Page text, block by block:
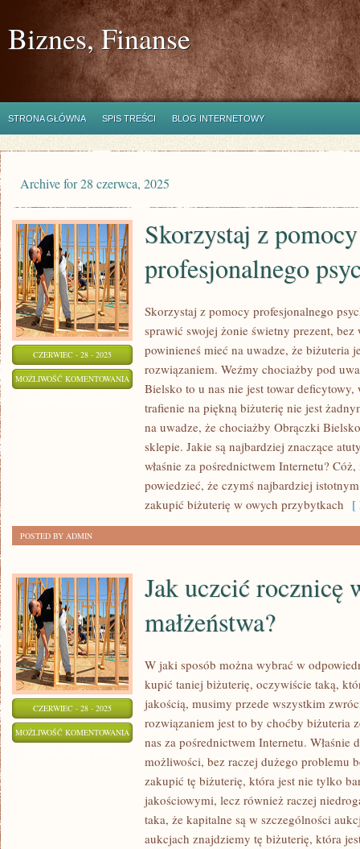
Biznes, Finanse
STRONA GŁÓWNA SPIS TREŚCI BLOG INTERNETOWY
Archive for 28 czerwca, 2025
CZERWIEC - 28 - 2025
MOŻLIWOŚĆ KOMENTOWANIA SKORZYSTAJ
Skorzystaj z pomocy
profesjonalnego
Skorzystaj z pomocy profesjonalnego
sprawić swojej żonie świetny prezent,
powinieneś mieć na uwadze, że biżuteria
rozwiązaniem. Weźmy chociażby pod
Bielsko to u nas nie jest towar
trafienie na piękną biżuterię nie jest
na uwadze, że chociażby Obrączki
sklepie. Jakie są najbardziej znaczące
właśnie za pośrednictwem Internetu?
powiedzieć, że czymś najbardziej
zakupić biżuterię w owych przybytkach [
POSTED BY ADMIN
CZERWIEC - 28 - 2025
MOŻLIWOŚĆ KOMENTOWANIA
Jak uczcić rocznicę
małżeństwa?
W jaki sposób można wybrać w
kupić taniej biżuterię, oczywiście taką,
jakością, musimy przede wszystkim
rozwiązaniem jest to by choćby biżuteria
nas za pośrednictwem Internetu. Właśnie
możliwości, bez raczej dużego problemu
zakupić tę biżuterię, która jest nie tylko
jakościowymi, lecz również raczej
taka, że kapitalne są w szczególności
aukcjach znajdziemy tę biżuterię, która